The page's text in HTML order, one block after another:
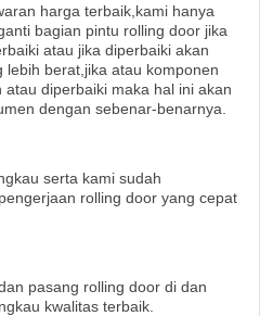
harga terbaik,kami hanya
bagian pintu rolling door jika
atau jika diperbaiki akan
berat,jika atau komponen
diperbaiki maka hal ini akan
dengan sebenar-benarnya.
serta kami sudah
rolling door yang cepat
pasang rolling door di dan
kwalitas terbaik.